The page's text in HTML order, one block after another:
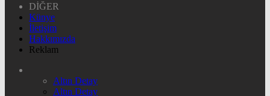
DİĞER
Künye
İletişim
Hakkımızda
Reklam
Altın Detay
Altın Detay